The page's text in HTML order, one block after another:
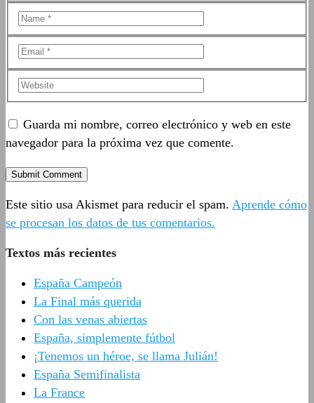
Guarda mi nombre, correo electrónico y web en este
navegador para la próxima vez que comente.
Este sitio usa Akismet para reducir el spam. Aprende cómo
se procesan los datos de tus comentarios.
Textos más recientes
España Campeón
La Final más querida
Con las venas abiertas
España, simplemente fútbol
¡Tenemos un héroe, se llama Julián!
España Semifinalista
La France